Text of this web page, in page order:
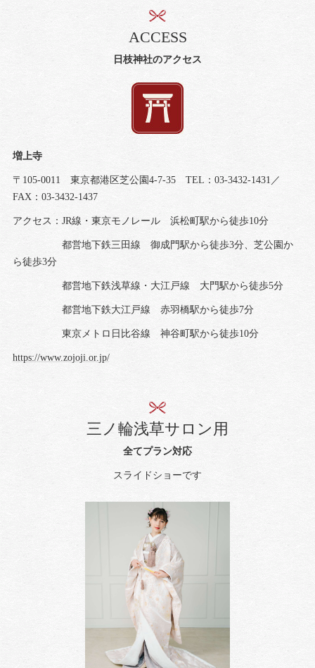
日枝神社のアクセス
ACCESS
増上寺
〒105-0011 東京都港区芝公園4-7-35 TEL：03-3432-1431／
FAX：03-3432-1437
アクセス：JR線・東京モノレール 浜松町駅から徒歩10分
都営地下鉄三田線 御成門駅から徒歩3分、芝公園か
ら徒歩3分
都営地下鉄浅草線・大江戸線 大門駅から徒歩5分
都営地下鉄大江戸線 赤羽橋駅から徒歩7分
東京メトロ日比谷線 神谷町駅から徒歩10分
https://www.zojoji.or.jp/
全てプラン対応
三ノ輪浅草サロン用
スライドショーです